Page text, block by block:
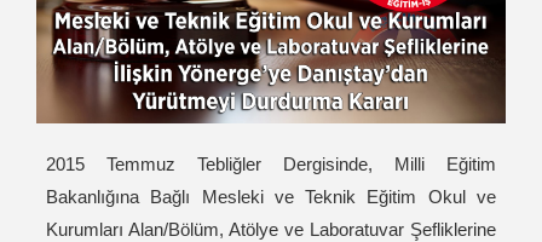
2015 Temmuz Tebliğler Dergisinde, Milli Eğitim
Bakanlığına Bağlı Mesleki ve Teknik Eğitim Okul ve
Kurumları Alan/Bölüm, Atölye ve Laboratuvar Şefliklerine